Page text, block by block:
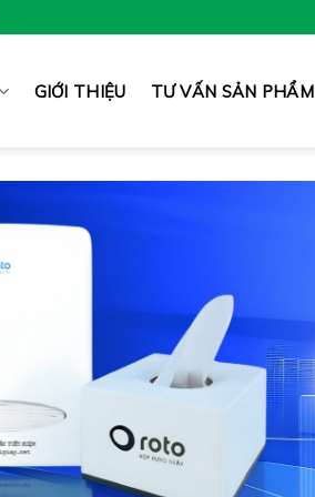
GIỚI THIỆU TƯ VẤN SẢN PHẨM